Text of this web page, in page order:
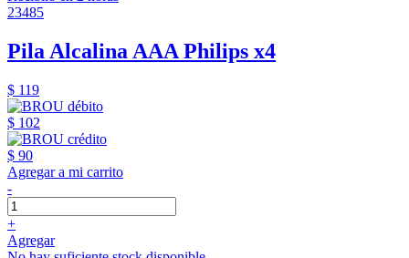
23485
Pila Alcalina AAA Philips x4
$ 119
$ 102
$ 90
Agregar a mi carrito
-
+
Agregar